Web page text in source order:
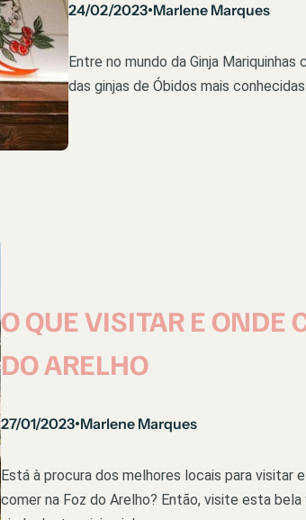
24/02/2023•Marlene Marques
Entre no mundo da Ginja
das ginjas de Óbidos mais
O QUE VISITAR E ONDE
DO ARELHO
27/01/2023•Marlene Marques
Está à procura dos melhores locais para visitar
comer na Foz do Arelho? Então, visite esta